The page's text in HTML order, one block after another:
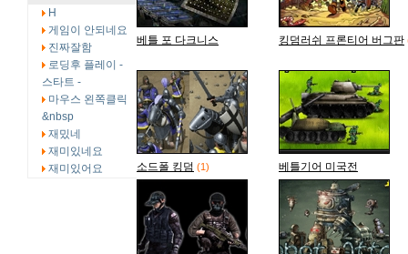
H
게임이 안되네요
진짜잘함
로딩후 플레이 -
스타트 -
마우스 왼쪽클릭
&nbsp
재밌네
재미있네요
재미있어요
베틀 포 다크니스 킹덤러쉬 프론티어 버그판
소드폴 킹덤 (1) 베틀기어 미국전